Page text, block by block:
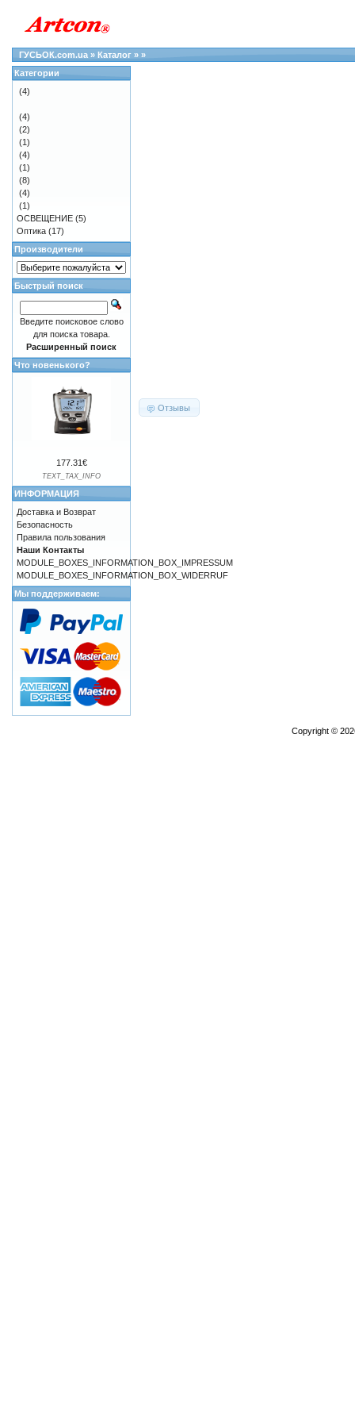
ГУСЬОК.com.ua » Каталог » »
Отзывы
Категории
(4)
(4)
(2)
(1)
(4)
(1)
(8)
(4)
(1)
ОСВЕЩЕНИЕ (5)
Оптика (17)
Производители
Быстрый поиск
Введите поисковое слово
для поиска товара.
Расширенный поиск
Что новенького?
177.31€
TEXT_TAX_INFO
ИНФОРМАЦИЯ
Доставка и Возврат
Безопасность
Правила пользования
Наши Контакты
MODULE_BOXES_INFORMATION_BOX_IMPRESSUM
MODULE_BOXES_INFORMATION_BOX_WIDERRUF
Мы поддерживаем:
Copyright ©